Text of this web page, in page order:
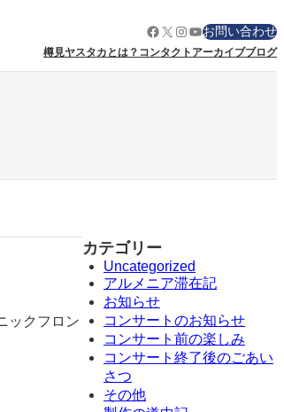
Facebook
X Instagram
YouTube
お問い合わせ
樽見ヤスタカとは？ コンタクト アーカイブブログ
ックフロン
カテゴリー
Uncategorized
アルメニア滞在記
お知らせ
コンサートのお知らせ
コンサート前の楽しみ
コンサート終了後のごあい
さつ
その他